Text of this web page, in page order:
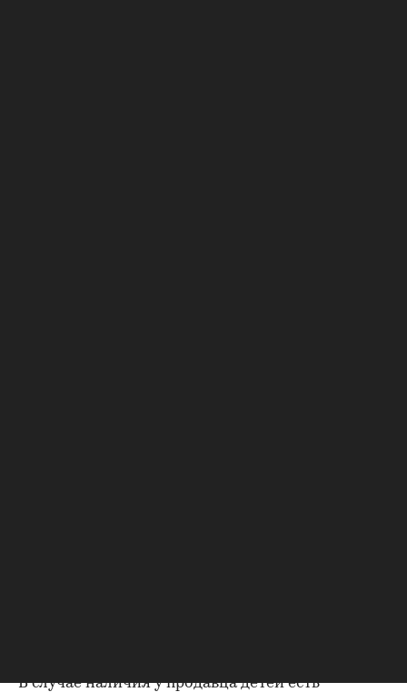
В случае наличия у продавца детей есть